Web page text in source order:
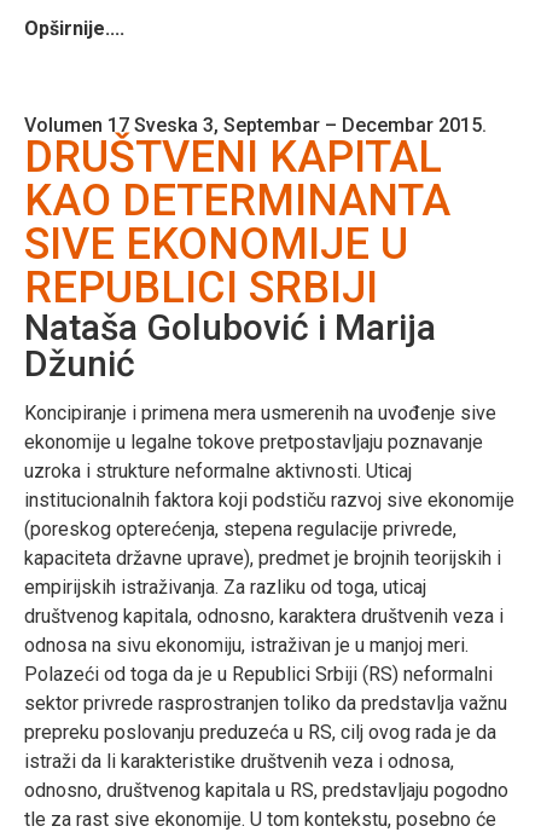
Opširnije....
Volumen 17 Sveska 3, Septembar – Decembar 2015.
DRUŠTVENI KAPITAL
KAO DETERMINANTA
SIVE EKONOMIJE U
REPUBLICI SRBIJI
Nataša Golubović i Marija
Džunić
Koncipiranje i primena mera usmerenih na uvođenje sive
ekonomije u legalne tokove pretpostavljaju poznavanje
uzroka i strukture neformalne aktivnosti. Uticaj
institucionalnih faktora koji podstiču razvoj sive ekonomije
(poreskog opterećenja, stepena regulacije privrede,
kapaciteta državne uprave), predmet je brojnih teorijskih i
empirijskih istraživanja. Za razliku od toga, uticaj
društvenog kapitala, odnosno, karaktera društvenih veza i
odnosa na sivu ekonomiju, istraživan je u manjoj meri.
Polazeći od toga da je u Republici Srbiji (RS) neformalni
sektor privrede rasprostranjen toliko da predstavlja važnu
prepreku poslovanju preduzeća u RS, cilj ovog rada je da
istraži da li karakteristike društvenih veza i odnosa,
odnosno, društvenog kapitala u RS, predstavljaju pogodno
tle za rast sive ekonomije. U tom kontekstu, posebno će